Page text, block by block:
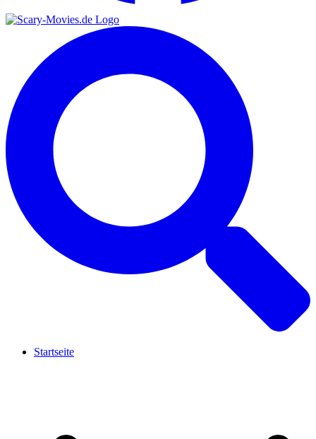
Startseite